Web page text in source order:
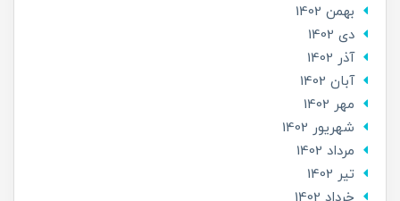
بهمن 1402
دی 1402
آذر 1402
آبان 1402
مهر 1402
شهریور 1402
مرداد 1402
تير 1402